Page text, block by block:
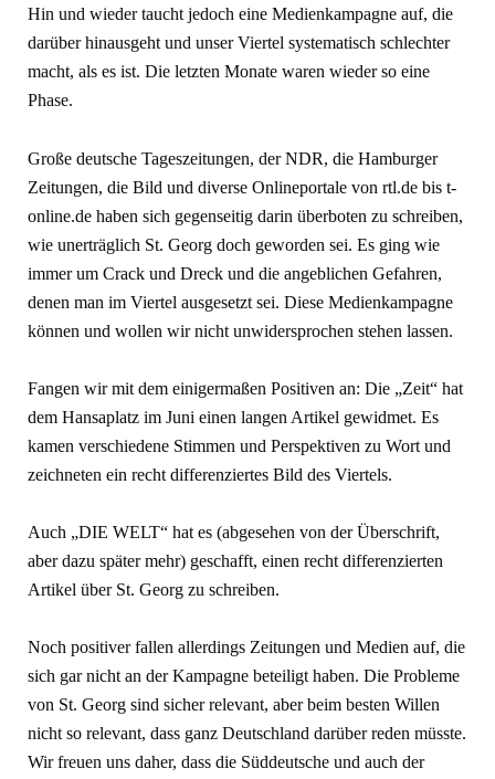
Hin und wieder taucht jedoch eine Medienkampagne auf, die
darüber hi­nausgeht und unser Viertel systema­tisch schlechter
macht, als es ist. Die letzten Monate waren wieder so eine
Phase.
Große deutsche Tageszeitungen, der NDR, die Hamburger
Zeitungen, die Bild und diverse Onlineportale von rtl.de bis t-
online.de haben sich gegen­seitig darin überboten zu schreiben,
wie unerträglich St. Georg doch gewor­den sei. Es ging wie
immer um Crack und Dreck und die angeblichen Gefah­ren,
denen man im Viertel ausgesetzt sei. Diese Medienkampagne
können und wollen wir nicht unwidersprochen stehen lassen.
Fangen wir mit dem einigermaßen Positiven an: Die „Zeit“ hat
dem Han­saplatz im Juni einen langen Artikel ge­widmet. Es
kamen verschiedene Stim­men und Perspektiven zu Wort und
zeichneten ein recht differenziertes Bild des Viertels.
Auch „DIE WELT“ hat es (abgesehen von der Überschrift,
aber dazu später mehr) geschafft, einen recht differenzier­ten
Artikel über St. Georg zu schreiben.
Noch positiver fallen allerdings Zei­tungen und Medien auf, die
sich gar nicht an der Kampagne beteiligt haben. Die Probleme
von St. Georg sind sicher relevant, aber beim besten Willen
nicht so relevant, dass ganz Deutschland da­rüber reden müsste.
Wir freuen uns da­her, dass die Süddeutsche und auch der